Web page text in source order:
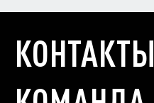
КОНТАКТЫ